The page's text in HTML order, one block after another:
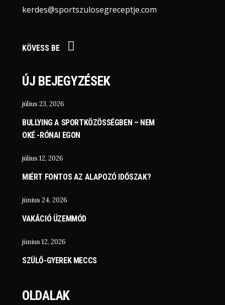
kerdes@sportszulosegreceptje.com
KÖVESS BE
ÚJ BEJEGYZÉSEK
július 23, 2026
BULLYING A SPORTKÖZÖSSÉGBEN – NEM
OKÉ -RÓNAI EGON
július 12, 2026
MIÉRT FONTOS AZ ALAPOZÓ IDŐSZAK?
június 24, 2026
VAKÁCIÓ ÜZEMMÓD
június 12, 2026
SZÜLŐ-GYEREK MECCS
OLDALAK